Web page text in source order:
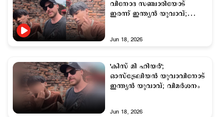
വിനോദ സഞ്ചാരിയോട്
ഇരന്ന് ഇന്ത്യൻ യുവാവ്;
Jun 18, 2026
'കിസ് മി ഹിയർ';
ഓസ്‌ട്രേലിയൻ‌ യുവാവിനോട്
ഇന്ത്യന്‍ യുവാവ്; വിമര്‍ശനം
Jun 18, 2026